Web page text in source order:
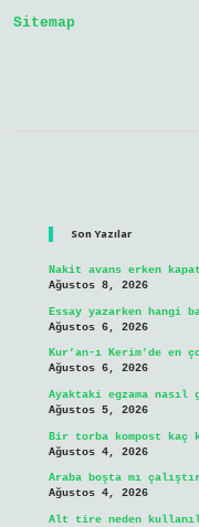
Sitemap
Son Yazılar
Nakit avans erken
Ağustos 8, 2026
Essay yazarken hangi
Ağustos 6, 2026
Kur’an-ı Kerim’de en
Ağustos 6, 2026
Ayaktaki egzama nasıl
Ağustos 5, 2026
Bir torba kompost kaç
Ağustos 4, 2026
Araba boşta mı
Ağustos 4, 2026
Alt tire neden